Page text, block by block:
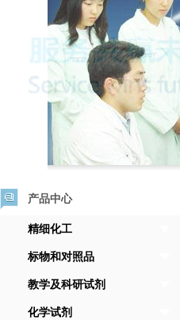
产品中心
精细化工
标物和对照品
教学及科研试剂
化学试剂